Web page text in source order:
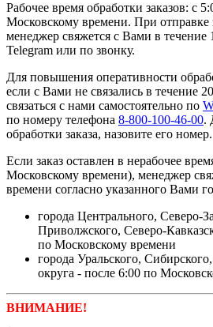
Рабочее время обработки заказов: с
Московскому времени. При отправке
менеджер свяжется с Вами в течение
Telegram или по звонку.
Для повышения оперативности
если с Вами не связались в течение
связаться с нами самостоятельно по
по номеру телефона 8-800-100-46-00.
обработки заказа, назовите его номер.
Если заказ оставлен в нерабочее
Московскому времени), менеджер
времени согласно указанного Вами
города Центрального, Северо-
Приволжского, Северо-
по Московскому времени
города Уральского,
округа - после 6:00 по
ВНИМАНИЕ!